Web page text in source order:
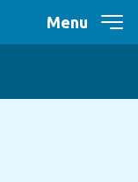
Menu